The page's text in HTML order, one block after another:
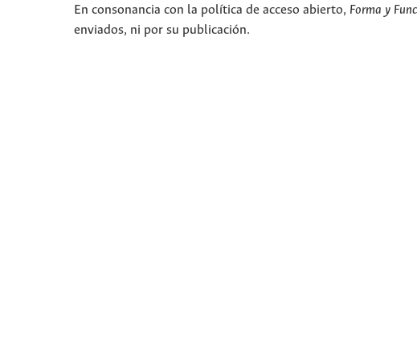
En consonancia con la política de acceso abierto, Forma y
enviados, ni por su publicación.